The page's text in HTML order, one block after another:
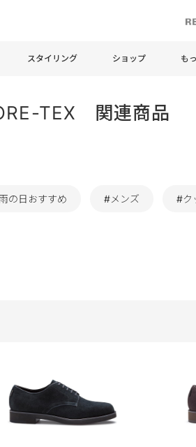
スタイリング ショップ も
TEX 関連商品
の日おすすめ #メンズ #ク